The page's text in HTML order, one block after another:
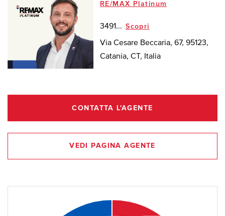
RE/MAX Platinum
3491... Scopri
Via Cesare Beccaria, 67, 95123,
Catania, CT, Italia
CONTATTA L'AGENTE
VEDI PAGINA AGENTE